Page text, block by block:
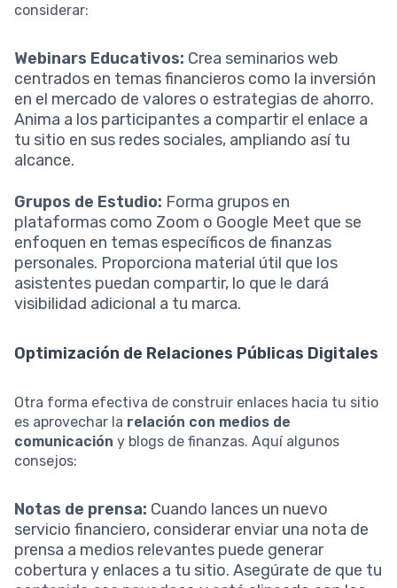
considerar:
Webinars Educativos: Crea seminarios web
centrados en temas financieros como la inversión
en el mercado de valores o estrategias de ahorro.
Anima a los participantes a compartir el enlace a
tu sitio en sus redes sociales, ampliando así tu
alcance.
Grupos de Estudio: Forma grupos en
plataformas como Zoom o Google Meet que se
enfoquen en temas específicos de finanzas
personales. Proporciona material útil que los
asistentes puedan compartir, lo que le dará
visibilidad adicional a tu marca.
Optimización de Relaciones Públicas Digitales
Otra forma efectiva de construir enlaces hacia tu sitio
es aprovechar la relación con medios de
comunicación y blogs de finanzas. Aquí algunos
consejos:
Notas de prensa: Cuando lances un nuevo
servicio financiero, considerar enviar una nota de
prensa a medios relevantes puede generar
cobertura y enlaces a tu sitio. Asegúrate de que tu